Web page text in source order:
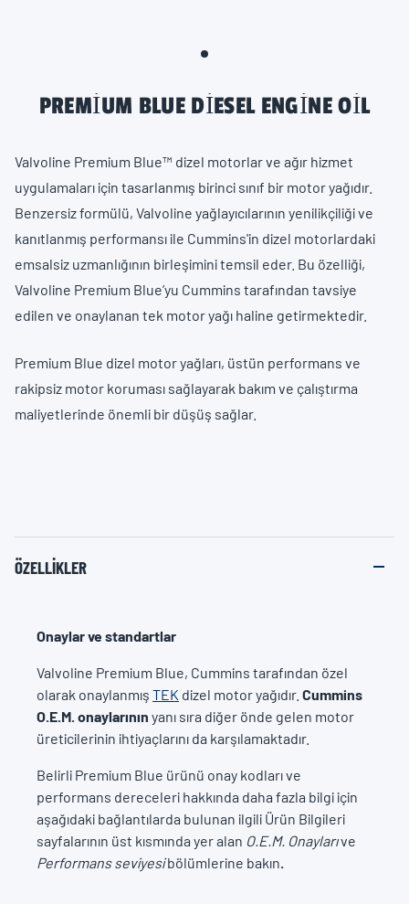
PREMIUM BLUE DIESEL ENGINE OIL
Valvoline Premium Blue™ dizel motorlar ve ağır hizmet
uygulamaları için tasarlanmış birinci sınıf bir motor yağıdır.
Benzersiz formülü, Valvoline yağlayıcılarının yenilikçiliği ve
kanıtlanmış performansı ile Cummins'in dizel motorlardaki
emsalsiz uzmanlığının birleşimini temsil eder. Bu özelliği,
Valvoline Premium Blue’yu Cummins tarafından tavsiye
edilen ve onaylanan tek motor yağı haline getirmektedir.
Premium Blue dizel motor yağları, üstün performans ve
rakipsiz motor koruması sağlayarak bakım ve çalıştırma
maliyetlerinde önemli bir düşüş sağlar.
ÖZELLIKLER
Onaylar ve standartlar
Valvoline Premium Blue, Cummins tarafından özel
olarak onaylanmış TEK dizel motor yağıdır. Cummins
O.E.M. onaylarının yanı sıra diğer önde gelen motor
üreticilerinin ihtiyaçlarını da karşılamaktadır.
Belirli Premium Blue ürünü onay kodları ve
performans dereceleri hakkında daha fazla bilgi için
aşağıdaki bağlantılarda bulunan ilgili Ürün Bilgileri
sayfalarının üst kısmında yer alan O.E.M. Onaylarıve
Performans seviyesibölümlerine bakın.